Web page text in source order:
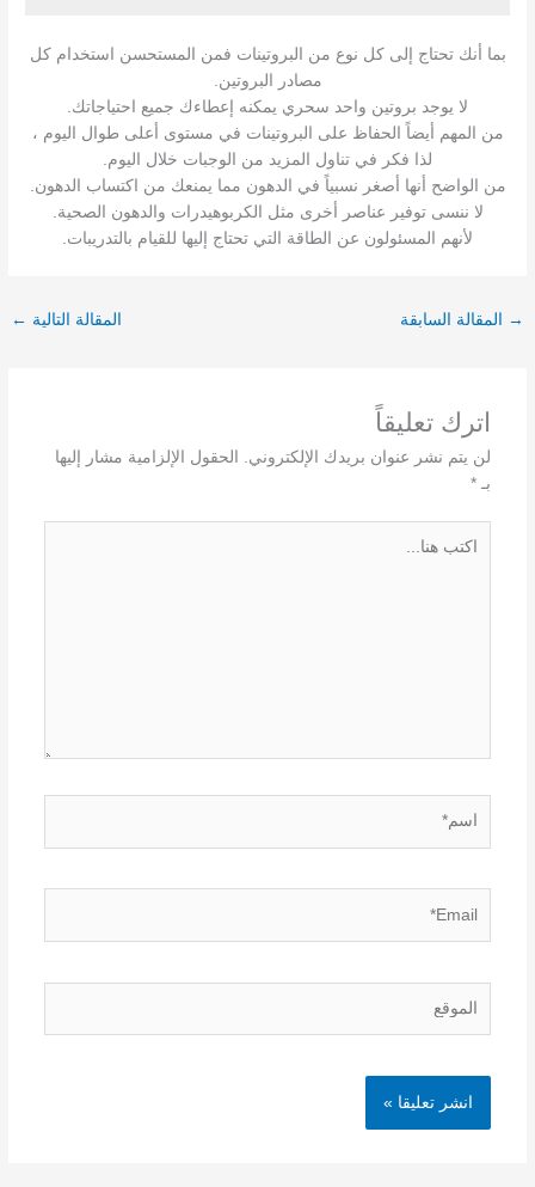
بما أنك تحتاج إلى كل نوع من البروتينات فمن المستحسن استخدام كل
مصادر البروتين.
لا يوجد بروتين واحد سحري يمكنه إعطاءك جميع احتياجاتك.
من المهم أيضاً الحفاظ على البروتينات في مستوى أعلى طوال اليوم ،
لذا فكر في تناول المزيد من الوجبات خلال اليوم.
من الواضح أنها أصغر نسبياً في الدهون مما يمنعك من اكتساب الدهون.
لا ننسى توفير عناصر أخرى مثل الكربوهيدرات والدهون الصحية.
لأنهم المسئولون عن الطاقة التي تحتاج إليها للقيام بالتدريبات.
→ المقالة السابقة المقالة التالية ←
اترك تعليقاً
لن يتم نشر عنوان بريدك الإلكتروني.
الحقول الإلزامية مشار إليها
بـ *